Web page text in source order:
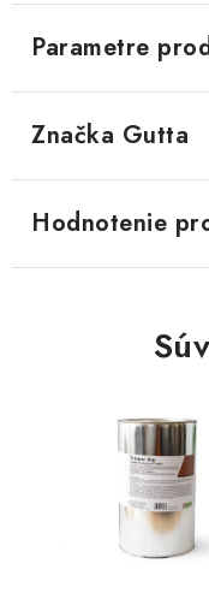
Parametre
Značka Gutta
Hodnotenie